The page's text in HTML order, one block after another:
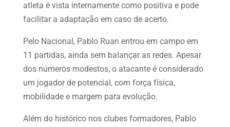
atleta é vista internamente como positiva e pode
facilitar a adaptação em caso de acerto.
Pelo Nacional, Pablo Ruan entrou em campo em
11 partidas, ainda sem balançar as redes. Apesar
dos números modestos, o atacante é considerado
um jogador de potencial, com força física,
mobilidade e margem para evolução.
Além do histórico nos clubes formadores, Pablo